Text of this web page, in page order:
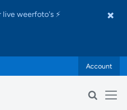
weerfoto's ⚡
Account